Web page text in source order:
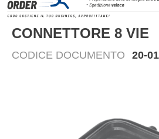
CONNETTORE 8 VIE
CODICE DOCUMENTO
20-